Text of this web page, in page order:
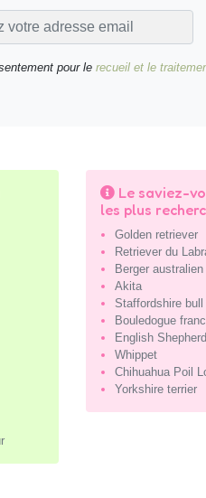
pour le recueil et le
Le saviez-
les plus
Golden retriever
Retriever du
Berger australien
Akita
Staffordshire bull
Bouledogue
English Shepherd
Whippet
Chihuahua Poil
Yorkshire terrier